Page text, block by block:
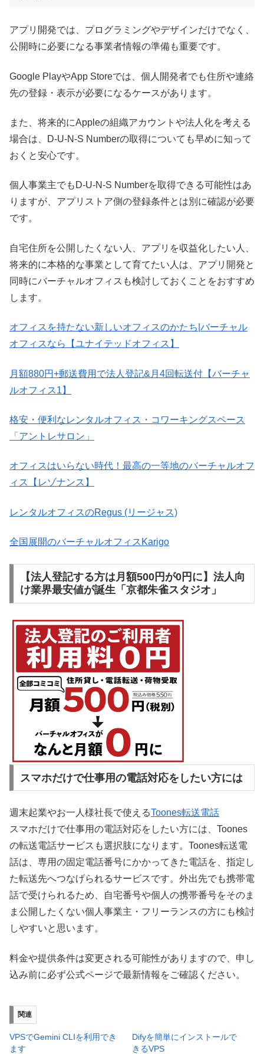
アプリ開発では、プログラミングやデザインだけでなく、
公開時に必要になる事業者情報の準備も重要です。
Google PlayやApp Storeでは、個人開発者でも住所や連絡
先の登録・表示が必要になるケースがあります。
また、将来的にAppleの組織アカウントや法人化を考える
場合は、D-U-N-S Numberの取得についても早めに知って
おくと安心です。
個人事業主でもD-U-N-S Numberを取得できる可能性はあ
りますが、アプリストア側の登録条件とは別に確認が必要
です。
自宅住所を公開したくない人、アプリを収益化したい人、
将来的に本格的な事業として育てたい人は、アプリ開発と
同時にバーチャルオフィスも検討しておくことをおすすめ
します。
オフィスを持たない新しいオフィスのかたち|バーチャル
オフィスなら【ユナイテッドオフィス】
月額880円+郵送費用で法人登記&月4回転送付【バーチャ
ルオフィス1】
格安・便利なレンタルオフィス・コワーキングスペース
「アントレサロン」
オフィスはいらない時代！最高の一等地のバーチャルオフ
ィス【レゾナンス】
レンタルオフィスのRegus (リージャス)
全国展開のバーチャルオフィスKarigo
【法人登記する方は月額500円が0円に】法人向
け業界最安値が誕生「京都朱雀スタジオ」
スマホだけで仕事用の電話対応をしたい方には
週末起業やお一人様社長で使えるToones転送電話
スマホだけで仕事用の電話対応をしたい方には、Toones
の転送電話サービスも選択肢になります。Toones転送電
話は、専用の固定電話番号にかかってきた電話を、指定し
た転送先へつなげられるサービスです。外出先でも携帯電
話で受けられるため、自宅番号や個人の携帯番号をそのま
ま公開したくない個人事業主・フリーランスの方にも検討
しやすいと思います。
料金や提供条件は変更される可能性がありますので、申し
込み前に必ず公式ページで最新情報をご確認ください。
関連
VPSでGemini CLIを利用でき
ます
Difyを簡単にインストールで
きるVPS